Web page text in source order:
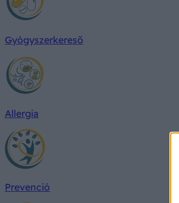
Gyógyszerkereső
Allergia
Prevenció